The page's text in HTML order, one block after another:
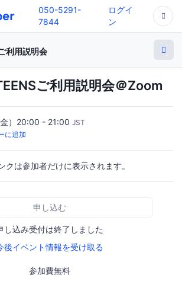
050-5291-
7844
ログイ
ン
利用説明会
ご利用説明会＠Zoom
）20:00 - 21:00 JST
に追加
クは参加者だけに表示されます。
申し込む
し込み受付は終了しました
後イベント情報を受け取る
参加費無料